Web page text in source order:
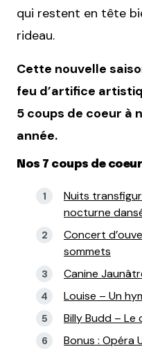
qui restent en tête
rideau.
Cette nouvelle
feu d’artifice
5 coups de coeur à
année.
Nos 7 coups de coeur
Nuits
nocturne
Concert
sommets
Canine
Louise – Un
Billy Budd –
Bonus : Opéra